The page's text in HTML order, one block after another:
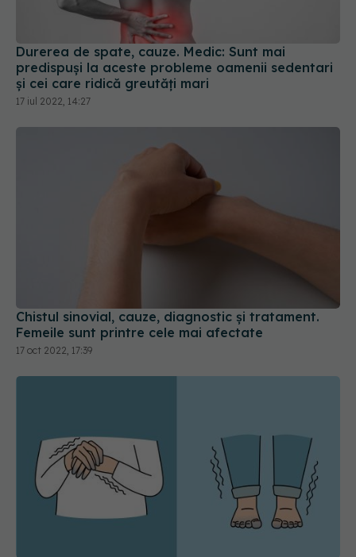
Durerea de spate, cauze. Medic: Sunt mai
predispuşi la aceste probleme oamenii sedentari
şi cei care ridică greutăţi mari
17 iul 2022, 14:27
Chistul sinovial, cauze, diagnostic și tratament.
Femeile sunt printre cele mai afectate
17 oct 2022, 17:39